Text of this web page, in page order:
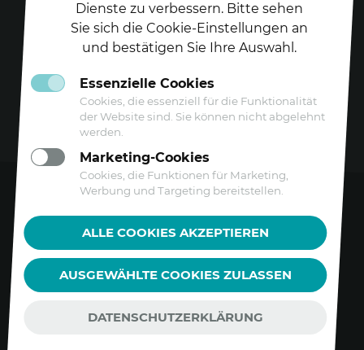
Folgen Sie uns auf
Barrierefreiheitserklärung
Impressum
Dienste zu verbessern. Bitte sehen
Sie sich die Cookie-Einstellungen an
und bestätigen Sie Ihre Auswahl.
Essenzielle Cookies
Cookies, die essenziell für die Funktionalität
der Website sind. Sie können nicht abgelehnt
werden.
Marketing-Cookies
Cookies, die Funktionen für Marketing,
Werbung und Targeting bereitstellen.
ALLE COOKIES AKZEPTIEREN
AUSGEWÄHLTE COOKIES ZULASSEN
DATENSCHUTZERKLÄRUNG